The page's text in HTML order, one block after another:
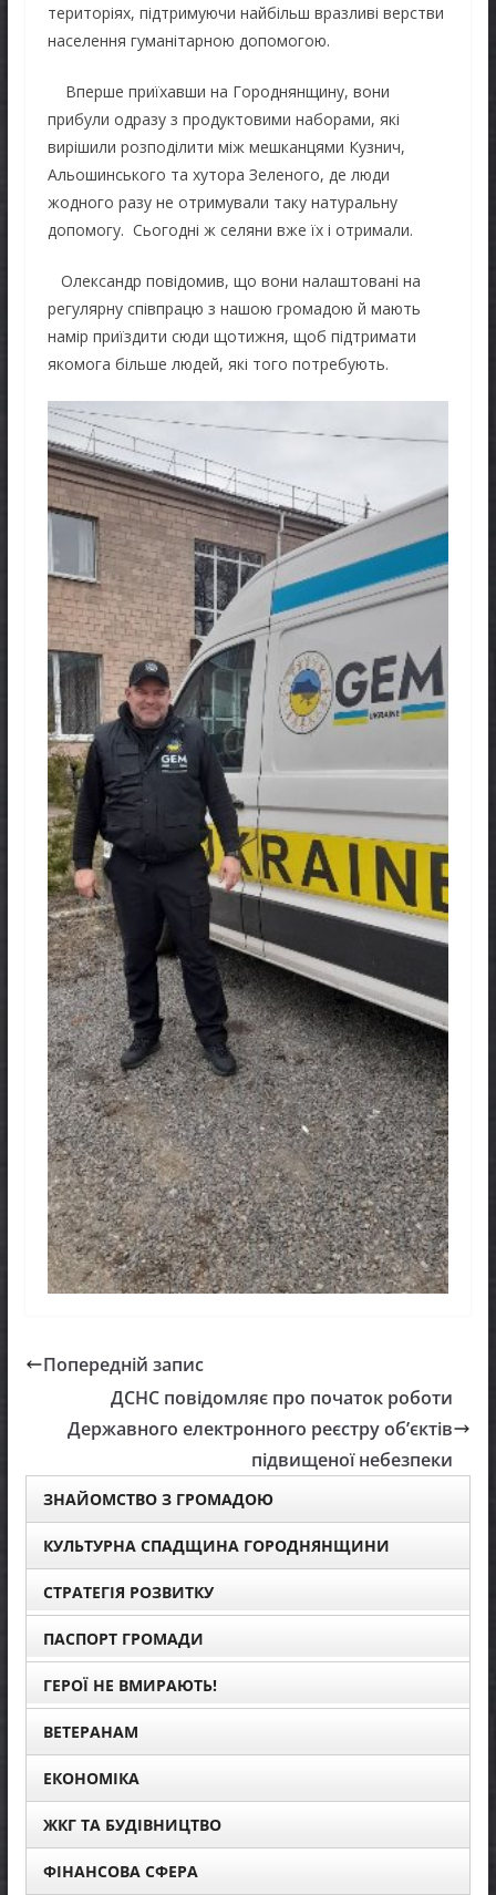
територіях, підтримуючи найбільш вразливі верстви
населення гуманітарною допомогою.
Вперше приїхавши на Городнянщину, вони
прибули одразу з продуктовими наборами, які
вирішили розподілити між мешканцями Кузнич,
Альошинського та хутора Зеленого, де люди
жодного разу не отримували таку натуральну
допомогу. Сьогодні ж селяни вже їх і отримали.
Олександр повідомив, що вони налаштовані на
регулярну співпрацю з нашою громадою й мають
намір приїздити сюди щотижня, щоб підтримати
якомога більше людей, які того потребують.
Попередній запис
ДСНС повідомляє про початок роботи
Державного електронного реєстру обʼєктів
підвищеної небезпеки
ЗНАЙОМСТВО З ГРОМАДОЮ
КУЛЬТУРНА СПАДЩИНА ГОРОДНЯНЩИНИ
СТРАТЕГІЯ РОЗВИТКУ
ПАСПОРТ ГРОМАДИ
ГЕРОЇ НЕ ВМИРАЮТЬ!
ВЕТЕРАНАМ
ЕКОНОМІКА
ЖКГ ТА БУДІВНИЦТВО
ФІНАНСОВА СФЕРА